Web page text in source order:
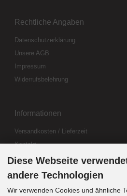
Rechtliche Angaben
Datenschutzerklärung
Unsere AGB
Impressum
Widerrufsbelehrung
Informationen
Versandkosten / Lieferzeit
Kontakt
Abo kündigen
Widerrufsformular
Diese Webseite
andere Technologien
Wir verwenden Cookies und ähnliche